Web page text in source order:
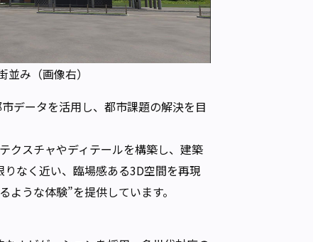
み（画像右）
データを活用し、都市課題の解決を目
クスチャやディテールを構築し、建築
なく近い、臨場感ある3D空間を再現
うな体験”を提供しています。